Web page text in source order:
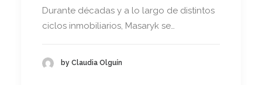
Durante décadas y a lo largo de distintos
ciclos inmobiliarios, Masaryk se…
by Claudia Olguín